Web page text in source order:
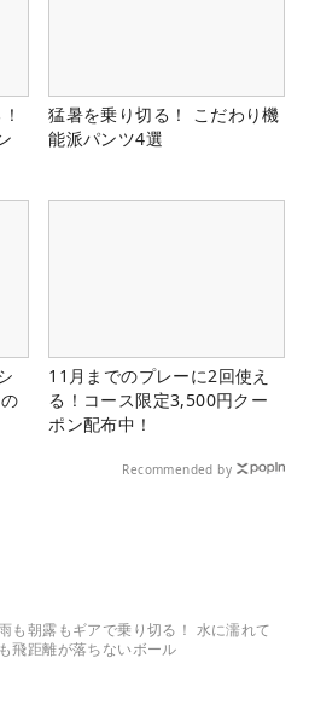
猛暑を乗り切る！ こだわり機
能派パンツ4選
11月までのプレーに2回使え
る！コース限定3,500円クー
ポン配布中！
Recommended by
も朝露もギアで乗り切る！ 水に濡れて
も飛距離が落ちないボール